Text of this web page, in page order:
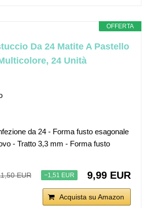
OFFERTA
Da 24 Matite A Pastello
‎24 Unità
da 24 - Forma fusto esagonale
- Tratto 3,3 mm - Forma fusto
EUR −1,51 EUR 9,99 EUR
Acquista su Amazon